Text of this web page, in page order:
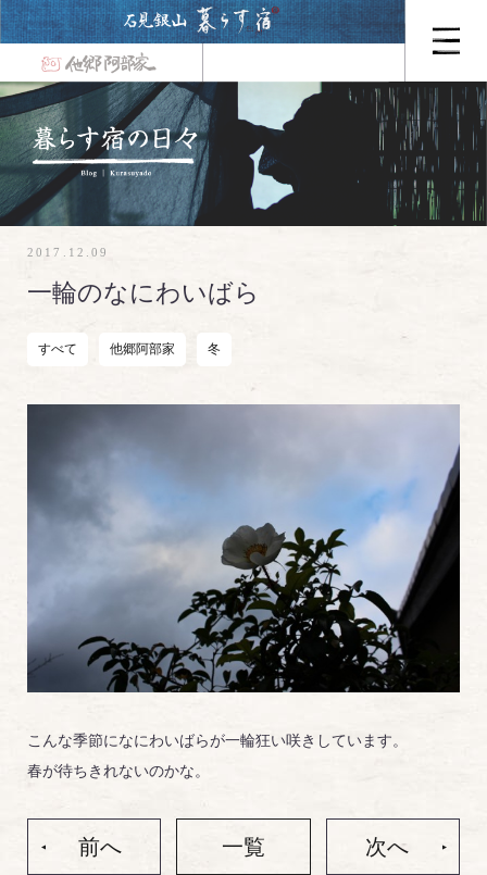
2017.12.09
一輪のなにわいばら
すべて 他郷阿部家 冬
こんな季節になにわいばらが一輪狂い咲きしています。
春が待ちきれないのかな。
前へ 一覧 次へ